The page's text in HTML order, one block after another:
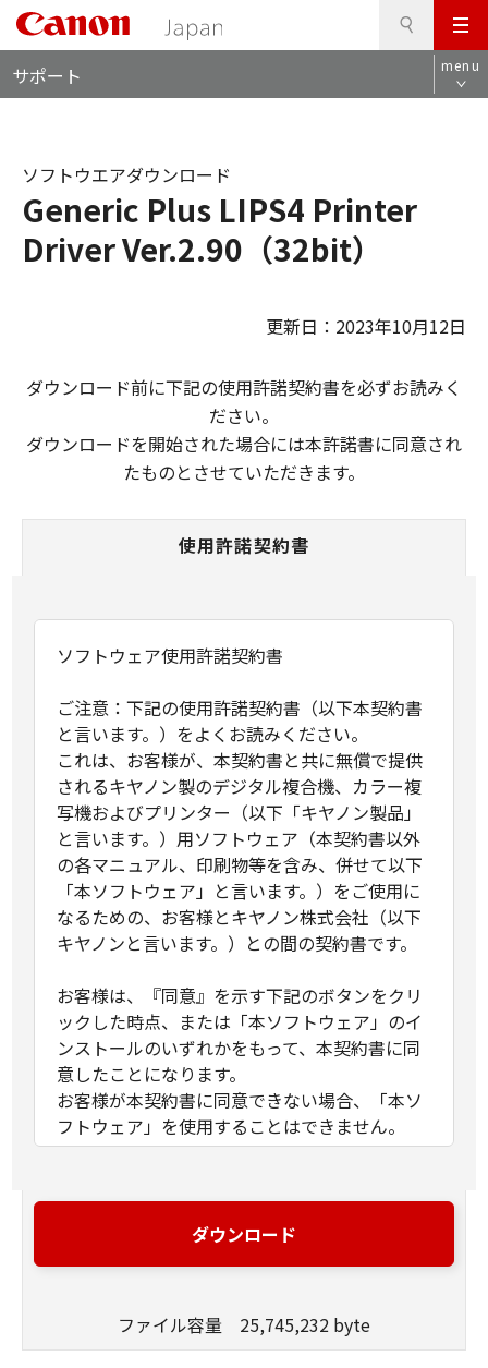
メ
ニ
ュ
サポート menu
Generic Plus LIPS4 Printer
Driver Ver.2.90（32bit）
ソフトウエアダウンロード
更新日：2023年10月12日
ダウンロード前に下記の使用許諾契約書を必ずお読みく
ださい。
ダウンロードを開始された場合には本許諾書に同意され
たものとさせていただきます。
使用許諾契約書
ソフトウェア使用許諾契約書
ご注意：下記の使用許諾契約書（以下本契約書
と言います。）をよくお読みください。
これは、お客様が、本契約書と共に無償で提供
されるキヤノン製のデジタル複合機、カラー複
写機およびプリンター（以下「キヤノン製品」
と言います。）用ソフトウェア（本契約書以外
の各マニュアル、印刷物等を含み、併せて以下
「本ソフトウェア」と言います。）をご使用に
なるための、お客様とキヤノン株式会社（以下
キヤノンと言います。）との間の契約書です。
お客様は、『同意』を示す下記のボタンをクリ
ックした時点、または「本ソフトウェア」のイ
ンストールのいずれかをもって、本契約書に同
意したことになります。
お客様が本契約書に同意できない場合、「本ソ
フトウェア」を使用することはできません。
(1) キヤノンは、お客様が「キヤノン製品」を利
用する目的のために、「キヤノン製品」に直接
（本契約書においては、「本ソフトウェア」を
ダウンロード
ファイル容量 25,745,232 byte